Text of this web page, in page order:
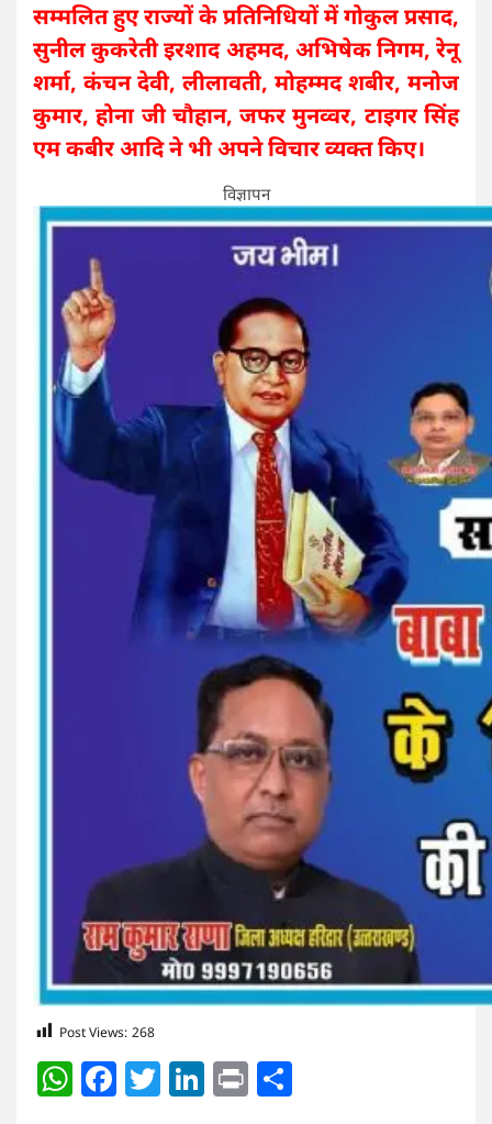
सम्मलित हुए राज्यों के प्रतिनिधियों में गोकुल प्रसाद,
सुनील कुकरेती इरशाद अहमद, अभिषेक निगम, रेनू
शर्मा, कंचन देवी, लीलावती, मोहम्मद शबीर, मनोज
कुमार, होना जी चौहान, जफर मुनव्वर, टाइगर सिंह
एम कबीर आदि ने भी अपने विचार व्यक्त किए।
विज्ञापन
Post Views: 268
WhatsApp
Facebook
Twitter
LinkedIn
Print